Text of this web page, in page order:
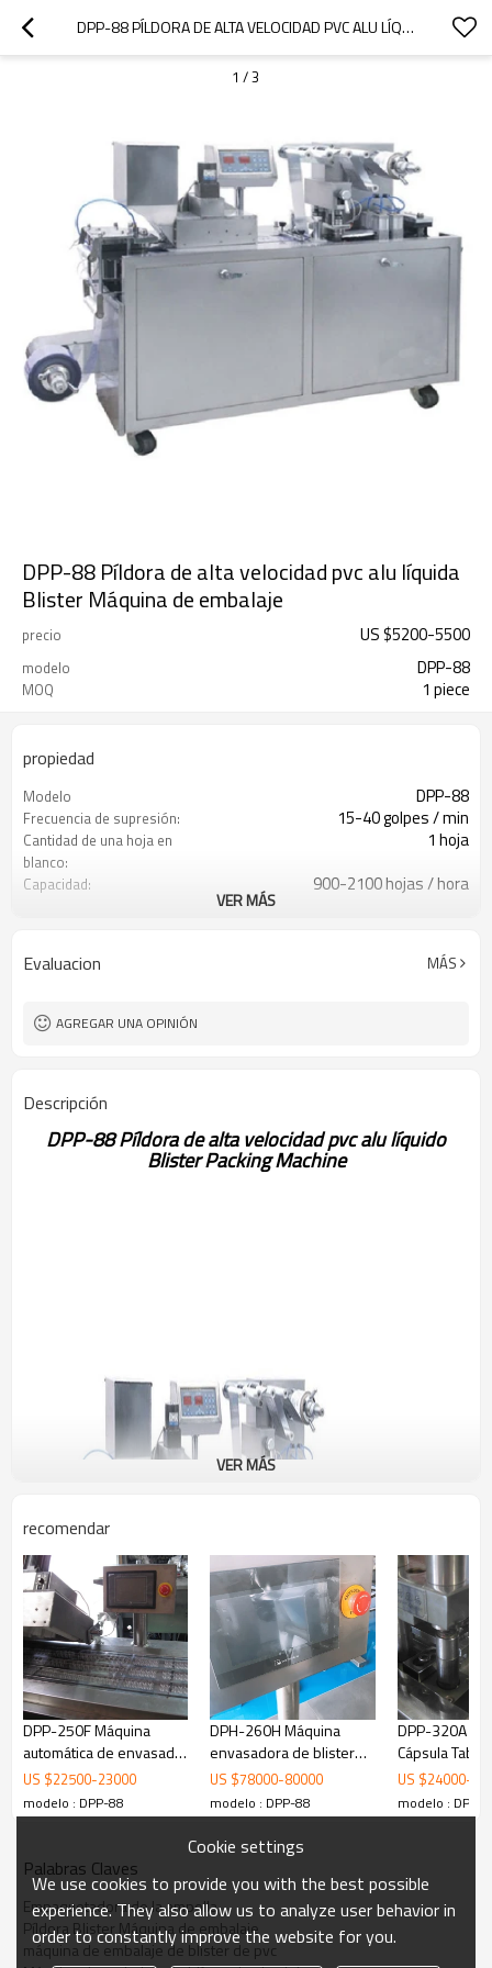
DPP-88 PÍLDORA DE ALTA VELOCIDAD PVC ALU LÍQUIDA BLISTER MÁQUINA DE EMBALAJE
1 /3
DPP-88 Píldora de alta velocidad pvc alu líquida
Blister Máquina de embalaje
precio US $5200-5500
modelo DPP-88
MOQ 1 piece
propiedad
Modelo DPP-88
Frecuencia de supresión: 15-40 golpes / min
Cantidad de una hoja en
blanco:
1 hoja
Capacidad: 900-2100 hojas / hora
120 * 110 * 15 mm
Fuente de alimentación: 380V 50Hz 5.5Kw
envoltura:
Dimensiones totales:
VER MÁS
Evaluacion MÁS
AGREGAR UNA OPINIÓN
Descripción
DPP-88 Píldora de alta velocidad pvc alu líquido
Blister Packing Machine
VER MÁS
recomendar
DPP-250F Máquina
automática de envasado
de ampollas de jeringa
de alta frecuencia
tropical
US $22500-23000
modelo : DPP-88
DPH-260H Máquina
envasadora de blister
de tabletas de alta
velocidad
US $78000-80000
modelo : DPP-88
DPP-320A
Cápsula
Plástico
US $24000-
modelo : DPP-
Palabras Claves
Empaquetadora de la ampolla
Píldora Blister Máquina de embalaje
máquina de embalaje de blister de pvc
Cookie settings
We use cookies to provide you with the best possible
experience. They also allow us to analyze user behavior in
order to constantly improve the website for you.